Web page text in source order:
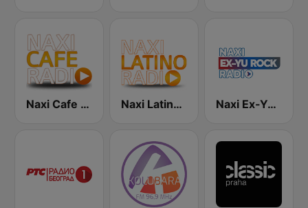
Naxi Cafe Radio Naxi Latino Radio Naxi Ex-Yu Rock Radio